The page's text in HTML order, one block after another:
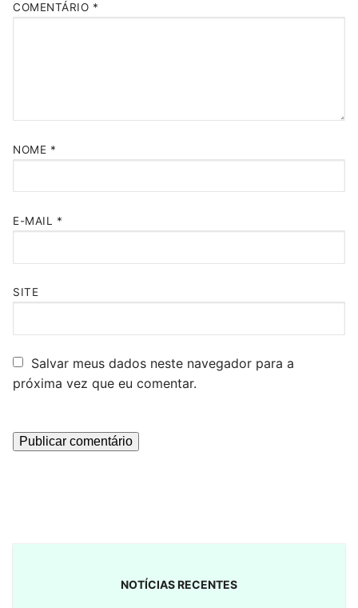
COMENTÁRIO *
NOME *
E-MAIL *
SITE
Salvar meus dados neste navegador para a
próxima vez que eu comentar.
NOTÍCIAS RECENTES